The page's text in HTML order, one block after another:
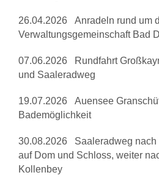
26.04.2026 Anradeln rund um
Verwaltungsgemeinschaft Bad
07.06.2026 Rundfahrt
und Saaleradweg
19.07.2026 Auensee
Bademöglichkeit
30.08.2026 Saaleradweg nach
auf Dom und Schloss, weiter
Kollenbey